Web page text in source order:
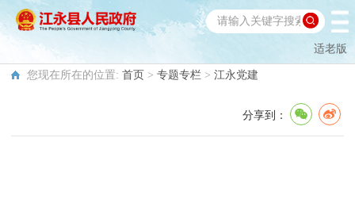
适老版
您现在所在的位置: 首页 > 专题专栏 > 江永党建
分享到：